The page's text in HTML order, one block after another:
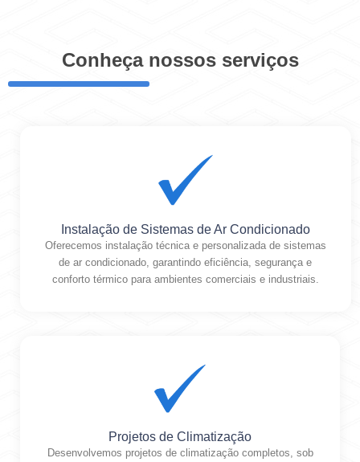
Conheça nossos serviços
Instalação de Sistemas de Ar Condicionado
Oferecemos instalação técnica e personalizada de sistemas
de ar condicionado, garantindo eficiência, segurança e
conforto térmico para ambientes comerciais e industriais.
Projetos de Climatização
Desenvolvemos projetos de climatização completos, sob